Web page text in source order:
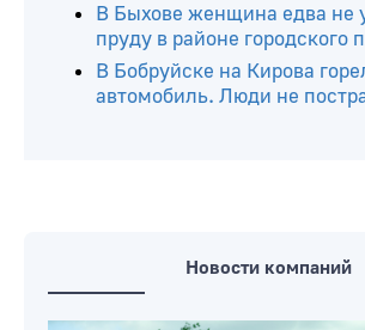
В Быхове женщина едва не
пруду в районе городского
В Бобруйске на Кирова
автомобиль. Люди не
Новости компаний